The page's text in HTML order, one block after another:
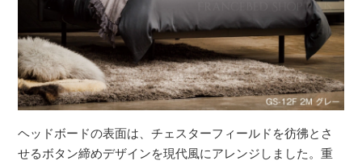
ヘッドボードの表面は、チェスターフィールドを彷彿とさ
せるボタン締めデザインを現代風にアレンジしました。重